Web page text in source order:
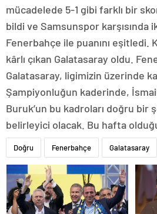
mücadelede 5-1 gibi farklı bir
bildi ve Samsunspor karşısında
Fenerbahçe ile puanını eşitledi.
kârlı çıkan Galatasaray oldu.
Galatasaray, ligimizin üzerinde
Şampiyonluğun kaderinde,
Buruk’un bu kadroları doğru bir
belirleyici olacak. Bu hafta
Doğru Fenerbahçe Galatasaray